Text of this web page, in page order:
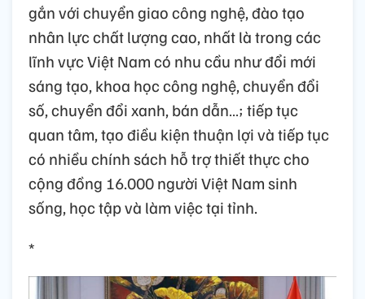
gắn với chuyển giao công nghệ, đào tạo
nhân lực chất lượng cao, nhất là trong các
lĩnh vực Việt Nam có nhu cầu như đổi mới
sáng tạo, khoa học công nghệ, chuyển đổi
số, chuyển đổi xanh, bán dẫn…; tiếp tục
quan tâm, tạo điều kiện thuận lợi và tiếp tục
có nhiều chính sách hỗ trợ thiết thực cho
cộng đồng 16.000 người Việt Nam sinh
sống, học tập và làm việc tại tỉnh.
*